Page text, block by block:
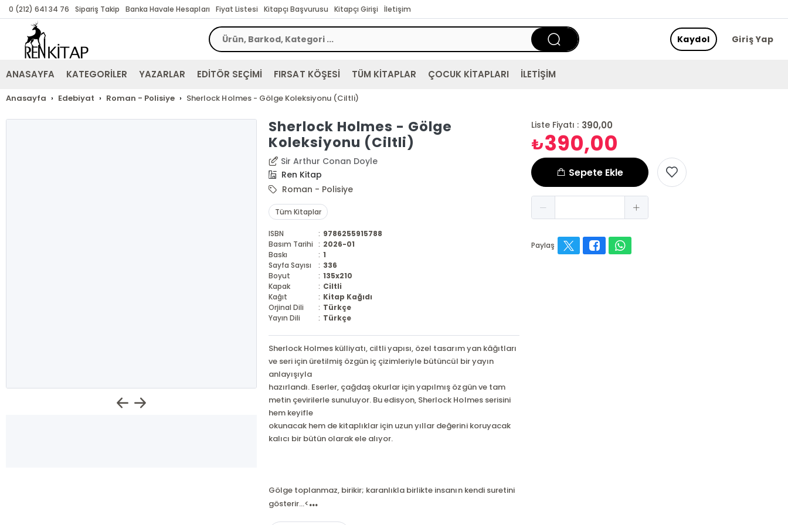
0 (212) 641 34 76 Sipariş Takip Banka Havale Hesapları Fiyat Listesi Kitapçı Başvurusu Kitapçı Girişi İletişim
Giriş Yap
Kaydol
ANASAYFA KATEGORİLER YAZARLAR EDİTÖR SEÇİMİ FIRSAT KÖŞESİ TÜM KİTAPLAR ÇOCUK KİTAPLARI İLETİŞİM
Anasayfa Edebiyat Roman - Polisiye Sherlock Holmes - Gölge Koleksiyonu (Ciltli)
Sherlock Holmes - Gölge
Koleksiyonu (Ciltli)
Sir Arthur Conan Doyle
Ren Kitap
Roman - Polisiye
Tüm Kitaplar
ISBN : 9786255915788
Basım Tarihi : 2026-01
Baskı
: 1
Sayfa Sayısı
: 336
Boyut
: 135x210
Kapak
: Ciltli
Kağıt
: Kitap Kağıdı
Orjinal Dili
: Türkçe
Yayın Dili
: Türkçe
Sherlock Holmes külliyatı, ciltli yapısı, özel tasarım yan kâğıtları
ve seri için üretilmiş özgün iç çizimleriyle bütüncül bir yayın
anlayışıyla
hazırlandı. Eserler, çağdaş okurlar için yapılmış özgün ve tam
metin çevirilerle sunuluyor. Bu edisyon, Sherlock Holmes serisini
hem keyifle
okunacak hem de kitaplıklar için uzun yıllar değerini koruyacak
kalıcı bir bütün olarak ele alıyor.
Gölge toplanmaz, birikir; karanlıkla birlikte insanın kendi suretini
gösterir...<...
Liste Fiyatı : 390,00
₺390,00
Sepete Ekle
Paylaş